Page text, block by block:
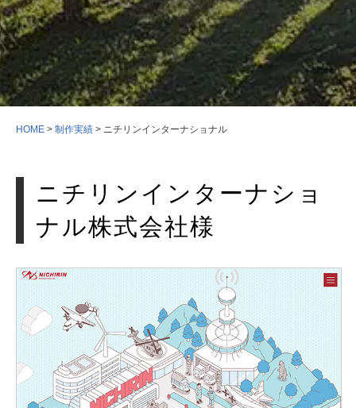
HOME > 制作実績 > ニチリンインターナショナル
ニチリンインターナショ
ナル株式会社様